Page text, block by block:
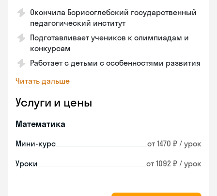
Окончила Борисоглебский государственный
педагогический институт
Подготавливает учеников к олимпиадам и
конкурсам
Работает с детьми с особенностями развития
Читать дальше
Услуги и цены
Математика
Мини-курс от 1470 ₽ / урок
Уроки от 1092 ₽ / урок